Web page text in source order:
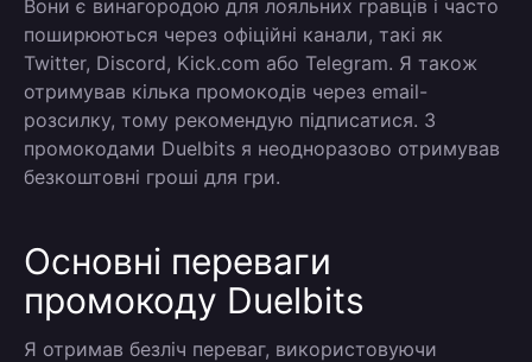
Вони є винагородою для лояльних гравців і часто
поширюються через офіційні канали, такі як
Twitter, Discord, Kick.com або Telegram. Я також
отримував кілька промокодів через email-
розсилку, тому рекомендую підписатися. З
промокодами Duelbits я неодноразово отримував
безкоштовні гроші для гри.
Основні переваги
промокоду Duelbits
Я отримав безліч переваг, використовуючи